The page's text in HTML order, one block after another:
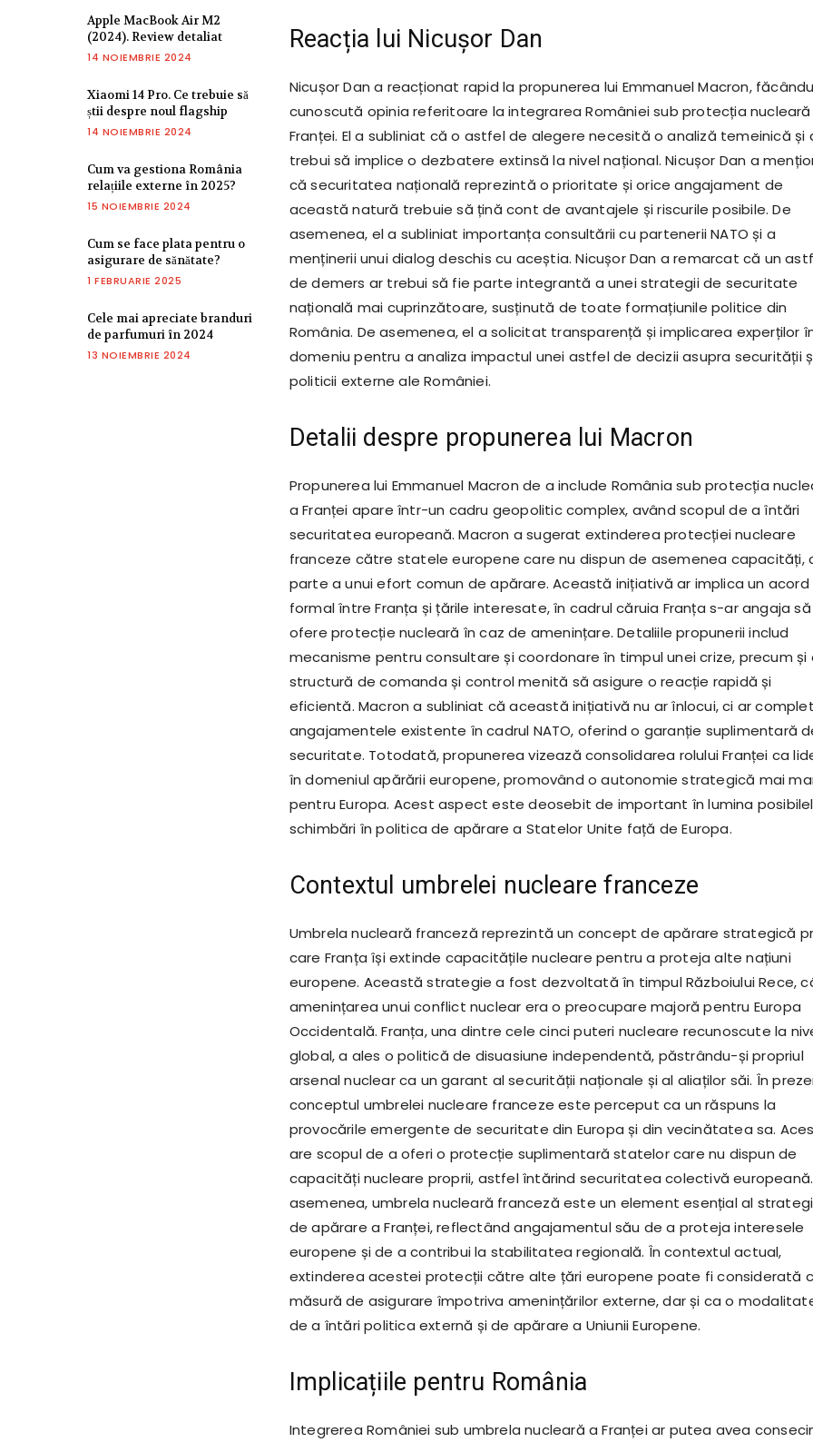
Apple MacBook Air M2
(2024). Review detaliat
14 NOIEMBRIE 2024
Xiaomi 14 Pro. Ce trebuie să
știi despre noul flagship
14 NOIEMBRIE 2024
Cum va gestiona România
relațiile externe în 2025?
15 NOIEMBRIE 2024
Cum se face plata pentru o
asigurare de sănătate?
1 FEBRUARIE 2025
Cele mai apreciate branduri
de parfumuri în 2024
13 NOIEMBRIE 2024
Reacția lui Nicușor Dan
Nicușor Dan a reacționat rapid la propunerea lui Emmanuel Macron,
cunoscută opinia referitoare la integrarea României sub protecția nucleară
Franței. El a subliniat că o astfel de alegere necesită o analiză temeinică și
trebui să implice o dezbatere extinsă la nivel național. Nicușor Dan a
că securitatea națională reprezintă o prioritate și orice angajament de
această natură trebuie să țină cont de avantajele și riscurile posibile. De
asemenea, el a subliniat importanța consultării cu partenerii NATO și a
menținerii unui dialog deschis cu aceștia. Nicușor Dan a remarcat că un
de demers ar trebui să fie parte integrantă a unei strategii de securitate
națională mai cuprinzătoare, susținută de toate formațiunile politice din
România. De asemenea, el a solicitat transparență și implicarea experților
domeniu pentru a analiza impactul unei astfel de decizii asupra securității
politicii externe ale României.
Detalii despre propunerea lui Macron
Propunerea lui Emmanuel Macron de a include România sub protecția
a Franței apare într-un cadru geopolitic complex, având scopul de a întări
securitatea europeană. Macron a sugerat extinderea protecției nucleare
franceze către statele europene care nu dispun de asemenea capacități,
parte a unui efort comun de apărare. Această inițiativă ar implica un acord
formal între Franța și țările interesate, în cadrul căruia Franța s-ar angaja să
ofere protecție nucleară în caz de amenințare. Detaliile propunerii includ
mecanisme pentru consultare și coordonare în timpul unei crize, precum și
structură de comanda și control menită să asigure o reacție rapidă și
eficientă. Macron a subliniat că această inițiativă nu ar înlocui, ci ar
angajamentele existente în cadrul NATO, oferind o garanție suplimentară
securitate. Totodată, propunerea vizează consolidarea rolului Franței ca
în domeniul apărării europene, promovând o autonomie strategică mai
pentru Europa. Acest aspect este deosebit de important în lumina
schimbări în politica de apărare a Statelor Unite față de Europa.
Contextul umbrelei nucleare franceze
Umbrela nucleară franceză reprezintă un concept de apărare strategică
care Franța își extinde capacitățile nucleare pentru a proteja alte națiuni
europene. Această strategie a fost dezvoltată în timpul Războiului Rece,
amenințarea unui conflict nuclear era o preocupare majoră pentru Europa
Occidentală. Franța, una dintre cele cinci puteri nucleare recunoscute la
global, a ales o politică de disuasiune independentă, păstrându-și propriul
arsenal nuclear ca un garant al securității naționale și al aliaților săi. În
conceptul umbrelei nucleare franceze este perceput ca un răspuns la
provocările emergente de securitate din Europa și din vecinătatea sa.
are scopul de a oferi o protecție suplimentară statelor care nu dispun de
capacități nucleare proprii, astfel întărind securitatea colectivă
asemenea, umbrela nucleară franceză este un element esențial al
de apărare a Franței, reflectând angajamentul său de a proteja interesele
europene și de a contribui la stabilitatea regională. În contextul actual,
extinderea acestei protecții către alte țări europene poate fi considerată
măsură de asigurare împotriva amenințărilor externe, dar și ca o
de a întări politica externă și de apărare a Uniunii Europene.
Implicațiile pentru România
Integrerea României sub umbrela nucleară a Franței ar putea avea